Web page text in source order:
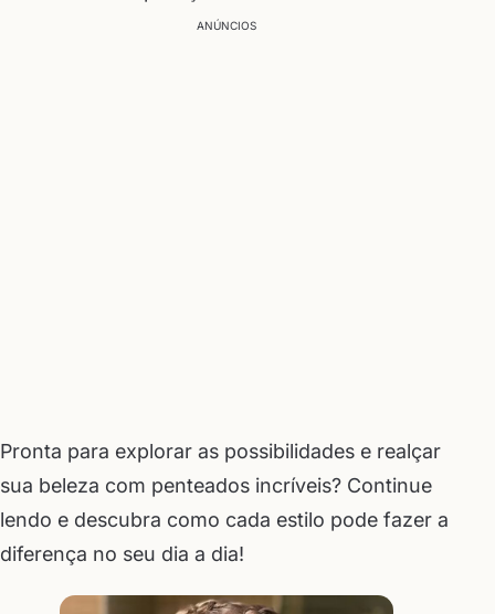
ANÚNCIOS
Pronta para explorar as possibilidades e realçar
sua beleza com penteados incríveis? Continue
lendo e descubra como cada estilo pode fazer a
diferença no seu dia a dia!